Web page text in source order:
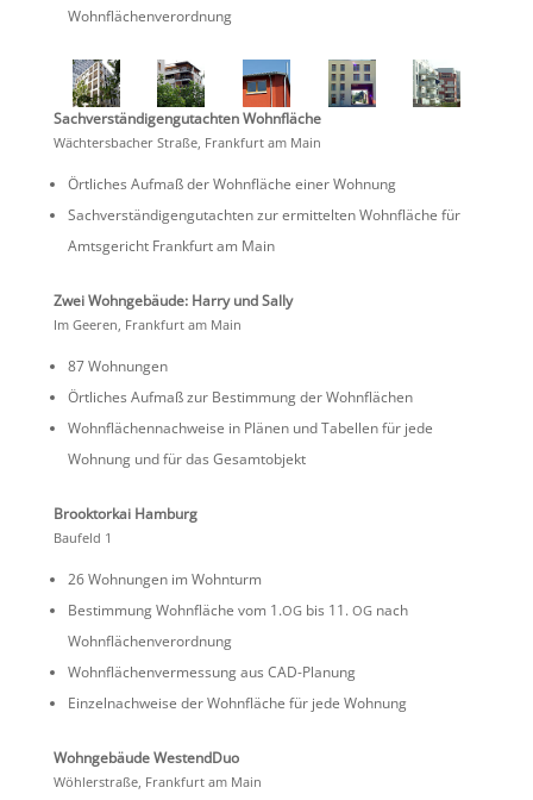
Wohnflächenverordnung
Sachver­stän­di­gen­gut­achten Wohnfläche
Wächters­ba­cher Straße, Frank­furt am Main
Örtli­ches Aufmaß der Wohnfläche einer Wohnung
Sachver­stän­di­gen­gut­achten zur ermit­telten Wohnfläche für
Amtsge­richt Frank­furt am Main
Zwei Wohnge­bäude: Harry und Sally
Im Geeren, Frank­furt am Main
87 Wohnungen
Örtli­ches Aufmaß zur Bestim­mung der Wohnflächen
Wohnflä­chen­nach­weise in Plänen und Tabellen für jede
Wohnung und für das Gesamtobjekt
Brook­torkai Hamburg
Baufeld 1
26 Wohnungen im Wohnturm
Bestim­mung Wohnfläche vom 1.OGbis 11. OGnach
Wohnflächenverordnung
Wohnflä­chen­ver­mes­sung aus CAD-Planung
Einzel­nach­weise der Wohnfläche für jede Wohnung
Wohnge­bäude WestendDuo
Wöhler­straße, Frank­furt am Main